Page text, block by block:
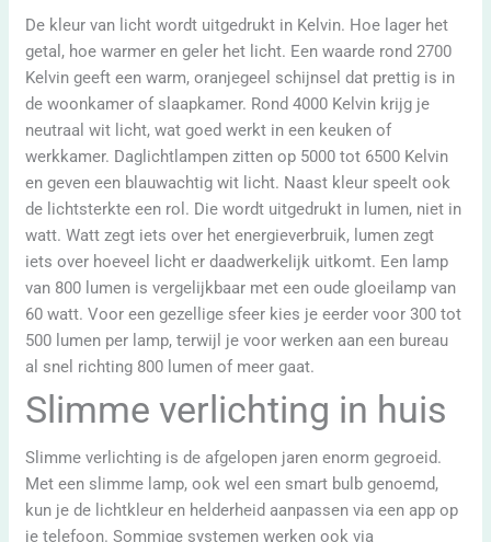
De kleur van licht wordt uitgedrukt in Kelvin. Hoe lager het
getal, hoe warmer en geler het licht. Een waarde rond 2700
Kelvin geeft een warm, oranjegeel schijnsel dat prettig is in
de woonkamer of slaapkamer. Rond 4000 Kelvin krijg je
neutraal wit licht, wat goed werkt in een keuken of
werkkamer. Daglichtlampen zitten op 5000 tot 6500 Kelvin
en geven een blauwachtig wit licht. Naast kleur speelt ook
de lichtsterkte een rol. Die wordt uitgedrukt in lumen, niet in
watt. Watt zegt iets over het energieverbruik, lumen zegt
iets over hoeveel licht er daadwerkelijk uitkomt. Een lamp
van 800 lumen is vergelijkbaar met een oude gloeilamp van
60 watt. Voor een gezellige sfeer kies je eerder voor 300 tot
500 lumen per lamp, terwijl je voor werken aan een bureau
al snel richting 800 lumen of meer gaat.
Slimme verlichting in huis
Slimme verlichting is de afgelopen jaren enorm gegroeid.
Met een slimme lamp, ook wel een smart bulb genoemd,
kun je de lichtkleur en helderheid aanpassen via een app op
je telefoon. Sommige systemen werken ook via